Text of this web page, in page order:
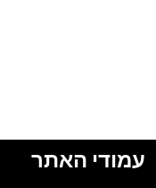
עמודי האתר